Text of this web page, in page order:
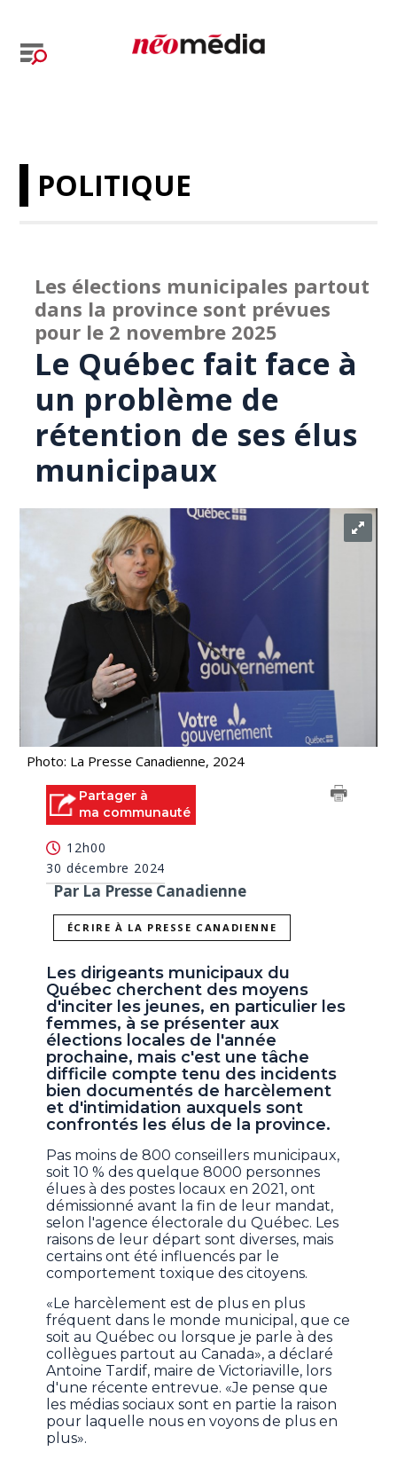
POLITIQUE
Les élections municipales partout
dans la province sont prévues
pour le 2 novembre 2025
Le Québec fait face à
un problème de
rétention de ses élus
municipaux
Photo: La Presse Canadienne, 2024
Partager à
ma communauté
12h00
30 décembre 2024
Par La Presse Canadienne
ÉCRIRE À LA PRESSE CANADIENNE
Les dirigeants municipaux du
Québec cherchent des moyens
d'inciter les jeunes, en particulier les
femmes, à se présenter aux
élections locales de l'année
prochaine, mais c'est une tâche
difficile compte tenu des incidents
bien documentés de harcèlement
et d'intimidation auxquels sont
confrontés les élus de la province.
Pas moins de 800 conseillers municipaux,
soit 10 % des quelque 8000 personnes
élues à des postes locaux en 2021, ont
démissionné avant la fin de leur mandat,
selon l'agence électorale du Québec. Les
raisons de leur départ sont diverses, mais
certains ont été influencés par le
comportement toxique des citoyens.
«Le harcèlement est de plus en plus
fréquent dans le monde municipal, que ce
soit au Québec ou lorsque je parle à des
collègues partout au Canada», a déclaré
Antoine Tardif, maire de Victoriaville, lors
d'une récente entrevue. «Je pense que
les médias sociaux sont en partie la raison
pour laquelle nous en voyons de plus en
plus».